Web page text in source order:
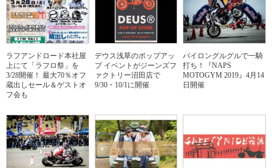
ラフアンドロード本社屋
上にて「ラフロ祭」を
3/28開催！ 最大70％オフ
蔵出しセール＆ゲストオ
フ会も
デウス浅草のポップアッ
プ イベントがジーンズフ
ァクトリー沼田店で
9/30・10/1に開催
パイロングルグルで一騎
打ち！『NAPS
MOTOGYM 2019』4月14
日開催